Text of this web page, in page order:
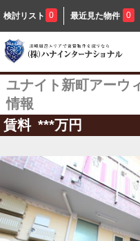
検討リスト 0 最近見た物件 0
ユナイト新町アーウ
情報
賃料 ***万円